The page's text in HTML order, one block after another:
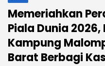
Memeriahkan
Piala Dunia 2026,
Kampung
Barat Berbagi